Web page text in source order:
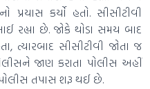
પ્રયાસ કર્યો હતો. સીસીટીવી
રહ્યા છે. જોકે થોડા સમય બાદ
ત્યારબાદ સીસીટીવી જોતા જ
જાણ કરાતા પોલીસ અહીં
તપાસ શરૂ થઈ છે.